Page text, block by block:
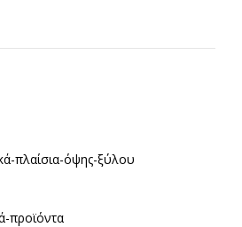
πλαίσια-όψης-ξύλου
προϊόντα